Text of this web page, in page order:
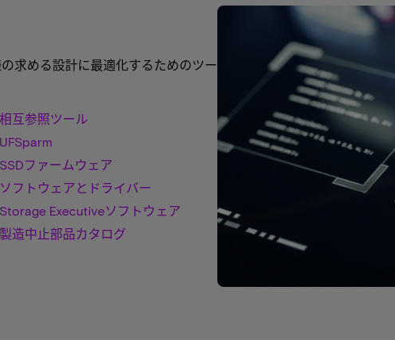
求める設計に最適化するためのツー
相互参照ツール
UFSparm
SSDファームウェア
ソフトウェアとドライバー
Storage Executiveソフトウェア
製造中止部品カタログ